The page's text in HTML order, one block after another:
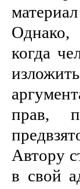
Однако,
когда
прав,
Автору
в свой